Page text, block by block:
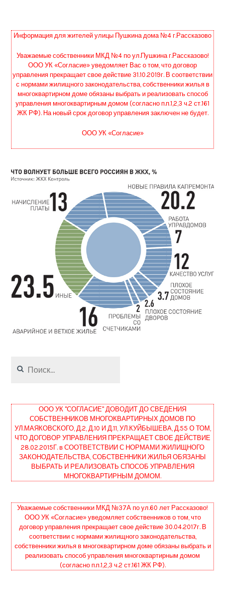
Информация для жителей улицы Пушкина дома №4 г.Рассказово
Уважаемые собственники МКД №4 по ул.Пушкина г.Рассказово!
ООО УК «Согласие» уведомляет Вас о том, что договор
управления прекращает свое действие 31.10.2019г. В соответствии
с нормами жилищного законодательства, собственники жилья в
многоквартирном доме обязаны выбрать и реализовать способ
управления многоквартирным домом (согласно п.п.1,2,3 ч.2 ст.161
ЖК РФ). На новый срок договор управления заключен не будет.
ООО УК «Согласие»
ООО УК "СОГЛАСИЕ" ДОВОДИТ ДО СВЕДЕНИЯ
СОБСТВЕННИКОВ МНОГОКВАРТИРНЫХ ДОМОВ ПО
УЛ.МАЯКОВСКОГО, Д.2, Д.10 И Д.11, УЛ.КУЙБЫШЕВА, Д.55 О ТОМ,
ЧТО ДОГОВОР УПРАВЛЕНИЯ ПРЕКРАЩАЕТ СВОЕ ДЕЙСТВИЕ
28.02.2015Г. в СООТВЕТСТВИИ С НОРМАМИ ЖИЛИЩНОГО
ЗАКОНОДАТЕЛЬСТВА, СОБСТВЕННИКИ ЖИЛЬЯ ОБЯЗАНЫ
ВЫБРАТЬ И РЕАЛИЗОВАТЬ СПОСОБ УПРАВЛЕНИЯ
МНОГОКВАРТИРНЫМ ДОМОМ.
Уважаемые собственники МКД №37А по ул.60 лет Рассказово!
ООО УК «Согласие» уведомляет собственников о том, что
договор управления прекращает свое действие 30.04.2017г. В
соответствии с нормами жилищного законодательства,
собственники жилья в многоквартирном доме обязаны выбрать и
реализовать способ управления многоквартирным домом
(согласно п.п.1,2,3 ч.2 ст.161 ЖК РФ).